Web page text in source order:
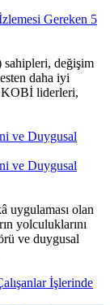
Gereken 5
değişim
daha iyi
KOBİ liderleri,
ve Duygusal
ve Duygusal
uygulaması olan
yolculuklarını
ve duygusal
İşlerinde